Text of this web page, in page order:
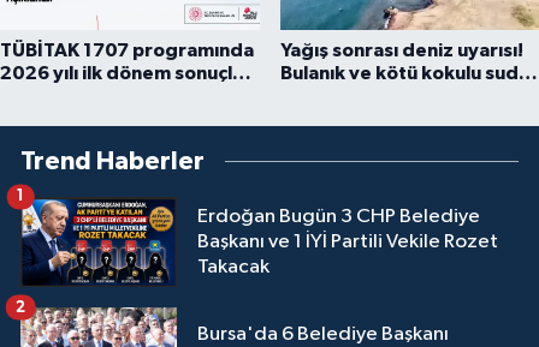
TÜBİTAK 1707 programında
2026 yılı ilk dönem sonuçları
Yağış sonrası deniz uyarısı!
Bulanık ve kötü kokulu suda
Trend Haberler
Erdoğan Bugün 3 CHP Belediye
Başkanı ve 1 İYİ Partili Vekile Rozet
Takacak
1
Bursa'da 6 Belediye Başkanı
2